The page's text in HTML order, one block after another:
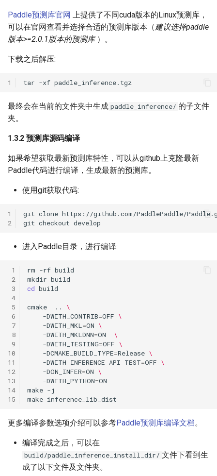
Paddle预测库官网 上提供了不同cuda版本的Linux预测库，
可以在官网查看并选择合适的预测库版本（建议选择paddle
版本>=2.0.1版本的预测库）。
下载之后解压:
1 tar -xf
最终会在当前的文件夹中生成 paddle_inference/ 的子文件
夹。
1.3.2 预测库源码编译
如果希望获取最新预测库特性，可以从github上克隆最新
Paddle代码进行编译，生成最新的预测库。
使用git获取代码:
1
2
git clone
git checkout
进入Paddle目录，进行编译:
1
2
3
4
5
6
7
8
9
10
11
12
13
14
15
rm -rf
mkdir
cd
cmake ..
\
-DWITH_CONTRIB=OFF \
-DWITH_MKL =ON \
-DWITH_MKLDNN=ON
\
-DWITH_TESTING=OFF \
-DCMAKE_BUILD_TYPE=Release \
-DWITH_INFERENCE_API_TEST=OFF \
-DON_INFER=ON \
-DWITH_PYTHON=
make
make
更多编译参数选项介绍可以参考Paddle预测库编译文档。
编译完成之后，可以在
build/paddle_inference_install_dir/ 文件下看到生
成了以下文件及文件夹。